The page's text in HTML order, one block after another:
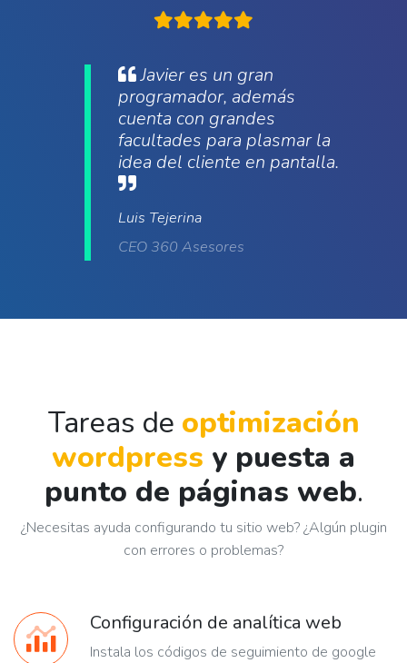
Javier es un gran
programador, además
cuenta con grandes
facultades para plasmar la
idea del cliente en pantalla.
Luis Tejerina
CEO 360 Asesores
Tareas de optimización
wordpress y puesta a
punto de páginas web.
¿Necesitas ayuda configurando tu sitio web? ¿Algún plugin
con errores o problemas?
Configuración de analítica web
Instala los códigos de seguimiento de google